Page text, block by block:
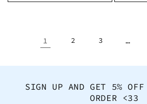
1 2 3 …
SIGN UP AND GET 5%
ORDER <33